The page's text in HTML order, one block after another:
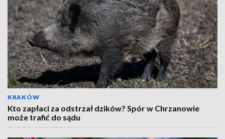
KRAKÓW
Kto zapłaci za odstrzał dzików? Spór w Chrzanowie
może trafić do sądu